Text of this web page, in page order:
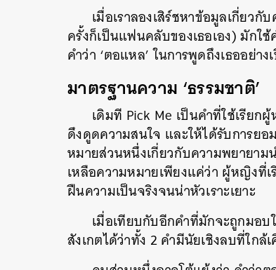
เมื่อเราลองเสิร์ชหาข้อมูลเกี่ยว
ครั้งก็เป็นแฟนคลับของเธอเอง) มักใ
คำว่า ‘ตอแหล’ ในการพูดถึงเธออย่าง
มาตรฐานความ ‘ธรรมชาติ’
เดิมที Pick Me เป็นคำที่ใช้เรีย
ดึงดูดความสนใจ และให้ได้รับการย
หมายส่วนหนึ่งเกี่ยวกับความพยายามน
เหลือความหมายเพียงแค่ว่า ผู้หญิงที่
ฝืนความเป็นจริงจนน่าหัวเราะเยาะ
เมื่อเทียบกับอีกคำที่มักจะถูกมอบ
สังเกตได้ว่าทั้ง 2 คำมีนัยเชิงลบที่ใก